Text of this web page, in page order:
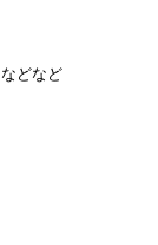
どなど